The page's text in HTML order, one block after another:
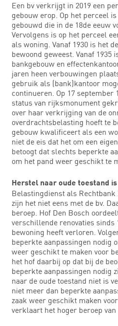
Een bv verkrijgt in 2019 een
gebouw erop. Op het perceel
gebouwd die in de 18de eeuw
Vervolgens is op het perceel
als woning. Vanaf 1930 is het
bewoond geweest. Vanaf
bankgebouw en
jaren heen verbouwingen
gebruik als (bank)kantoor
continueren. Op 17 september
status van rijksmonument
over haar verkrijging van de
overdrachtsbelasting hoeft te
gebouw kwalificeert als een
niet de eis dat het om een
betoogt dat slechts beperkte
om het pand weer geschikt te
Herstel naar oude toestand
Belastingdienst als
zijn het niet eens met de bv.
beroep. Hof Den Bosch
verschillende renovaties sinds
bewoning heeft verloren.
beperkte aanpassingen nodig
weer geschikt te maken voor
het hof daarbij op dat bij de
beperkte aanpassingen nodig
naar de oude toestand niet is
niet meer dan beperkte
zaak weer geschikt maken
verklaart het hoger beroep van